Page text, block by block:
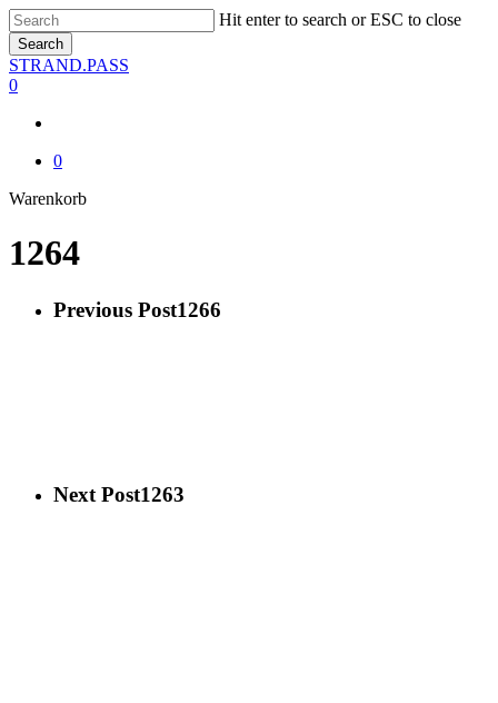
Skip
to
main
content
Hit enter to search or ESC to close
Search
Close
Search
STRAND.PASS
0
0
WarenkorbClose
1264
Previous Post1266
Next Post1263